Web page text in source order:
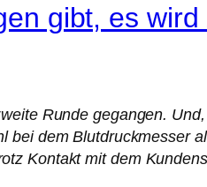
gibt, es
Runde gegangen.
dem Blutdruckmesser
Kontakt mit dem